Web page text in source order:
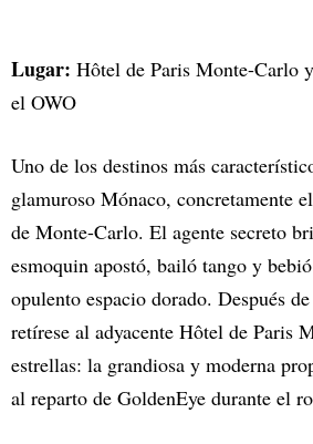
Lugar: Hôtel de Paris Monte-Carlo
el OWO
Uno de los destinos más
glamuroso Mónaco, concretamente
de Monte-Carlo. El agente secreto
esmoquin apostó, bailó tango y
opulento espacio dorado. Después
retírese al adyacente Hôtel de Paris
estrellas: la grandiosa y moderna
al reparto de GoldenEye durante el